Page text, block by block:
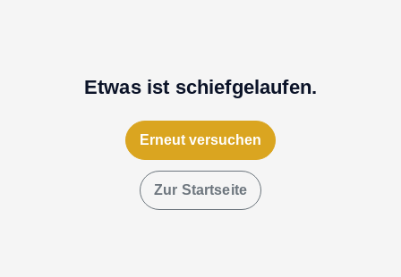
Etwas ist schiefgelaufen.
Erneut versuchen
Zur Startseite